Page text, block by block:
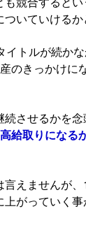
いていけるか
トルが続か
のきっかけに
させるかを
給取りにな
えませんが
がっていく事